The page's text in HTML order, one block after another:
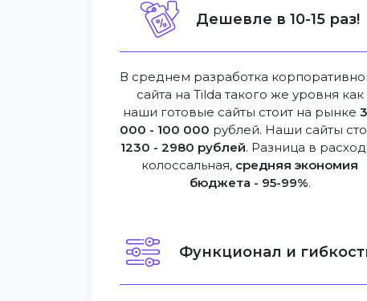
Дешевле в 10-15 раз!
В среднем разработка
сайта на Tilda такого же уровня как
наши готовые сайты стоит на рынке
000 - 100 000 рублей. Наши сайты
1230 - 2980 рублей. Разница в
колоссальная, средняя экономия
бюджета - 95-99%.
Функционал и